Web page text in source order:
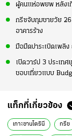
ผู้คนแห่อพยพ หลังเ
กรีซจับกุมชายวัย
อาคารร้าง
มือมืดปาระเบิดเพลิ
เปิดวาร์ป 3 ประเท
ชอบเที่ยวแบบ
แท็กที่เกี่ยวข้อง
เกาะซานโตรินี กรีซ